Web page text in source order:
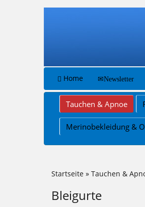
Home Newsletter
Tauchen & Apnoe
Merinobekleidung &
Startseite » Tauchen &
Bleigurte